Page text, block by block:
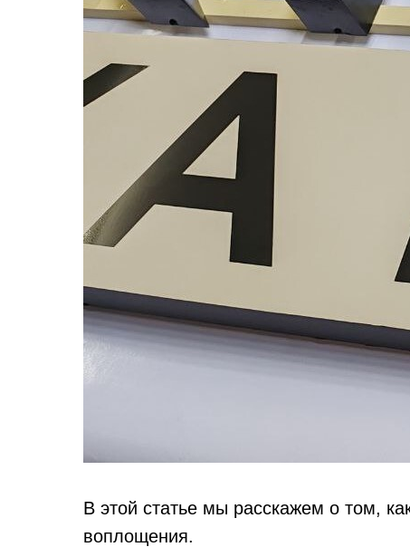
В этой статье мы расскажем о том,
воплощения.